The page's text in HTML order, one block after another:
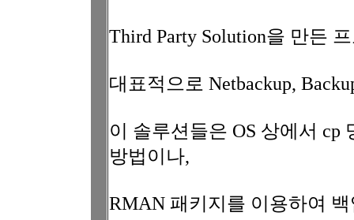
Third Party Solution을 만든
대표적으로 Netbackup,
이 솔루션들은 OS 상에서
방법이나,
RMAN 패키지를 이용하여